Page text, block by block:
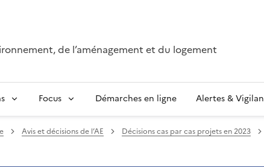
de l’aménagement et du logement
Focus Démarches en ligne Alertes &
Avis et décisions de l’AE Décisions cas par cas projets en 2023